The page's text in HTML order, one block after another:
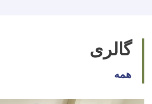
گالری
همه